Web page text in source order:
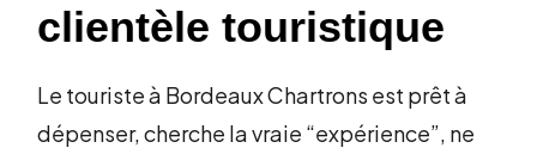
clientèle touristique
Le touriste à Bordeaux Chartrons est prêt à
dépenser, cherche la vraie “expérience”, ne